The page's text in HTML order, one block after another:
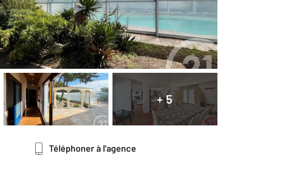
+ 5
Téléphoner à l'agence